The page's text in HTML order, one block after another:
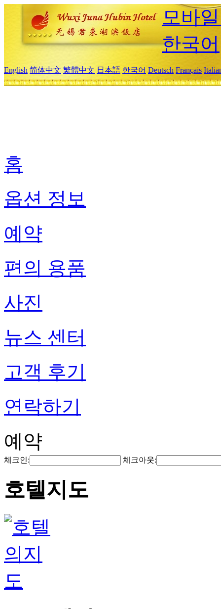
모바
한국어
English 简体中文 繁體中文 日本語 한국어 Deutsch Français
홈
옵션 정보
예약
편의 용품
사진
뉴스 센터
고객 후기
연락하기
예약
체크인: 체크아웃:
호텔지도